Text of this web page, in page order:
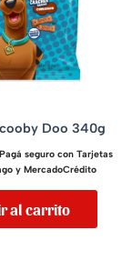
Doo 340g
Pagá seguro con Tarjetas
y MercadoCrédito
al carrito